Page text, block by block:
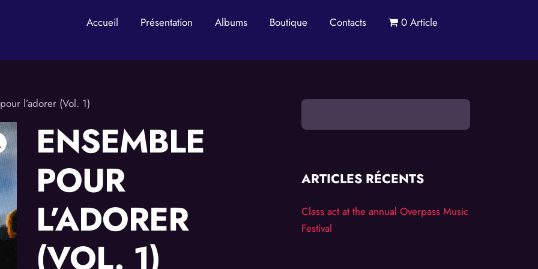
Accueil Présentation Albums Boutique Contacts 0 Article
l’adorer (Vol. 1)
ENSEMBLE
POUR
L’ADORER
(VOL. 1)
ARTICLES RÉCENTS
Class act at the annual Overpass Music
Festival